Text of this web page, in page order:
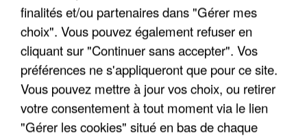
UNE TOURISTE DE L’OISE EMPORTÉE PAR UNE
COULÉE DE BOUE EN HAUTE-SAVOIE
finalités et/ou partenaires dans "Gérer mes
choix". Vous pouvez également refuser en
cliquant sur "Continuer sans accepter". Vos
préférences ne s'appliqueront que pour ce site.
Vous pouvez mettre à jour vos choix, ou retirer
votre consentement à tout moment via le lien
"Gérer les cookies" situé en bas de chaque